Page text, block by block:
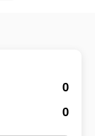
0
0